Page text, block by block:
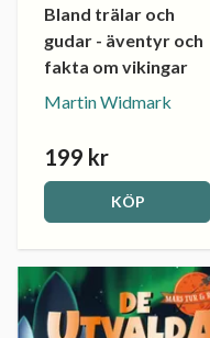
Bland trälar och
gudar - äventyr och
fakta om vikingar
Martin Widmark
199 kr
KÖP